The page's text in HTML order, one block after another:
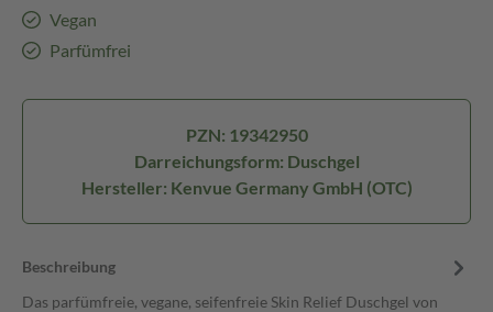
Vegan
Parfümfrei
PZN: 19342950
Darreichungsform: Duschgel
Hersteller: Kenvue Germany GmbH (OTC)
Beschreibung
Das parfümfreie, vegane, seifenfreie Skin Relief Duschgel von